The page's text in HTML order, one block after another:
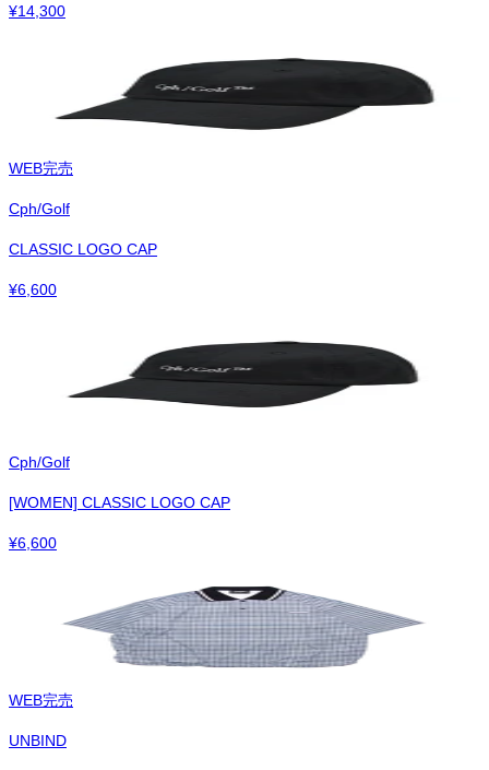
¥14,300
WEB完売
Cph/Golf
CLASSIC LOGO CAP
¥6,600
Cph/Golf
[WOMEN] CLASSIC LOGO CAP
¥6,600
WEB完売
UNBIND